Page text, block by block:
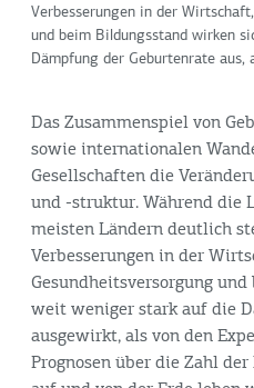
Verbesserungen in der
und beim Bildungsstand wirken
Dämpfung der Geburtenrate aus,
Das Zusammenspiel von
sowie internationalen
Gesellschaften die
und -struktur. Während die
meisten Ländern deutlich
Verbesserungen in der
Gesundheitsversorgung
weit weniger stark auf die
ausgewirkt, als von den
Prognosen über die Zahl